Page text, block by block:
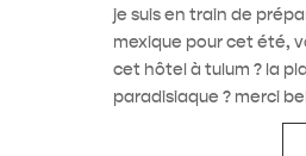
je suis en train de
mexique pour cet été,
cet hôtel à tulum ? la
paradisiaque ? merci